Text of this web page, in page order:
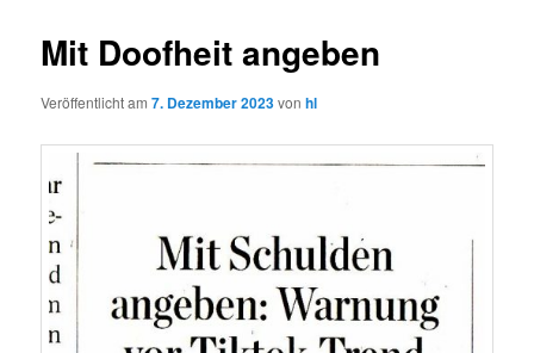
Mit Doofheit angeben
Veröffentlicht am7. Dezember 2023vonhl